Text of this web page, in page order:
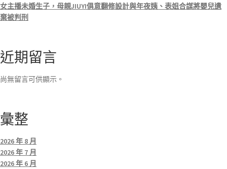
女主播未婚生子，母親JIUYI俱意翻修設計與年夜姨、表姐合謀將嬰兒遺
棄被判刑
近期留言
尚無留言可供顯示。
彙整
2026 年 8 月
2026 年 7 月
2026 年 6 月